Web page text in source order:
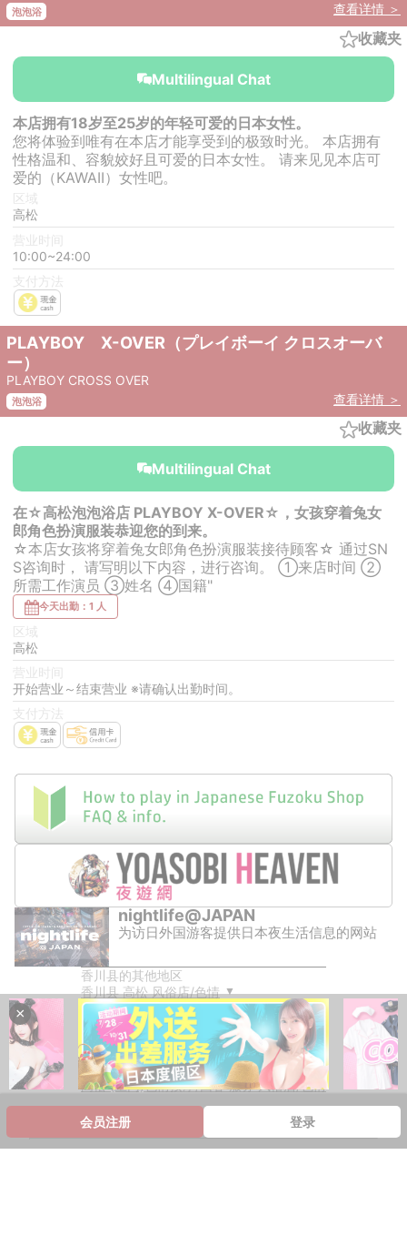
泡泡浴
查看详情 ＞
收藏夹
Multilingual Chat
本店拥有18岁至25岁的年轻可爱的日本女性。
您将体验到唯有在本店才能享受到的极致时光。 本店拥有
性格温和、容貌姣好且可爱的日本女性。 请来见见本店可
爱的（KAWAII）女性吧。
区域
高松
营业时间
10:00~24:00
支付方法
PLAYBOY X-OVER（プレイボーイ クロスオーバ
ー）
PLAYBOY CROSS OVER
泡泡浴
查看详情 ＞
收藏夹
Multilingual Chat
在☆高松泡泡浴店 PLAYBOY X-OVER☆，女孩穿着兔女
郎角色扮演服装恭迎您的到来。
☆本店女孩将穿着兔女郎角色扮演服装接待顾客☆ 通过SN
S咨询时， 请写明以下内容，进行咨询。 ①来店时间 ②
所需工作演员 ③姓名 ④国籍"
今天出勤：1 人
区域
高松
营业时间
开始营业～结束营业 ※请确认出勤时间。
支付方法
nightlife@JAPAN
为访日外国游客提供日本夜生活信息的网站
香川县的其他地区
香川县 高松 风俗店/色情 ▼
高松 / 高松（栗林公园） 风俗店/色情
高松的其他行业
高松 半套 服務 店舖 风俗店/色情
高松 上门服务 风俗店/色情
高松 (上门)色情按摩/回春 服务 风俗店/色情
×
会员注册 登录